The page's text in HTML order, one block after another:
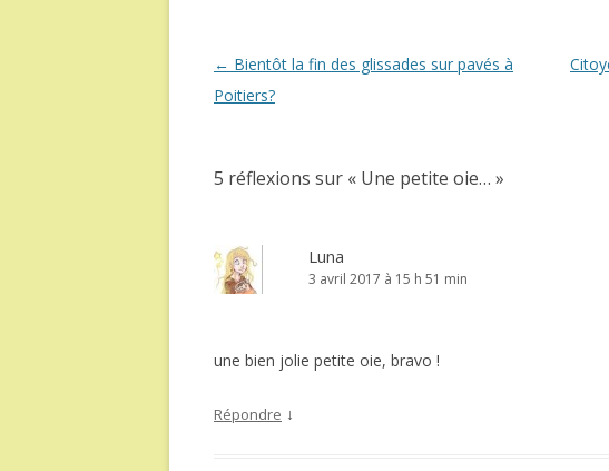
Navigation
des
← Bientôt la fin des glissades sur pavés à
Poitiers?
5 réflexions sur « Une petite oie… »
Luna
3 avril 2017 à 15 h 51 min
une bien jolie petite oie, bravo !
Répondre ↓